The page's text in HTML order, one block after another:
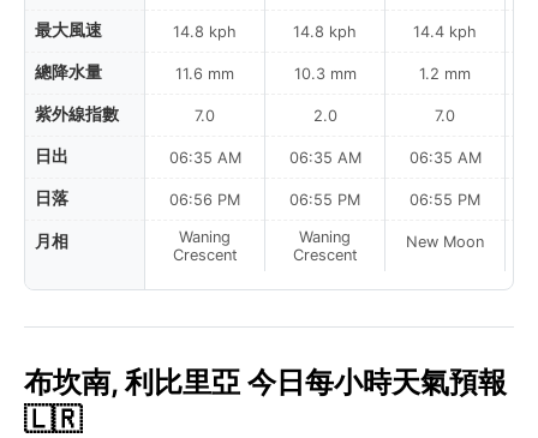
最大風速
總降水量
紫外線指數
日出
日落
月相
14.8 kph
11.6 mm
7.0
06:35 AM
06:56 PM
Waning
Crescent
14.8 kph
10.3 mm
2.0
06:35 AM
06:55 PM
Waning
Crescent
14.4 kph
1.2 mm
7.0
06:35 AM
06:55 PM
New Moon
布坎南, 利比里亞 今日每小時天氣預報
🇱🇷